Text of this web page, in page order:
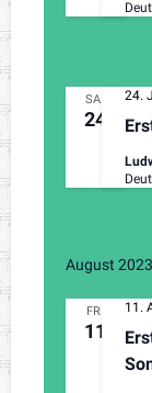
SA.
24
24.
August 2023
FR.
11
11.